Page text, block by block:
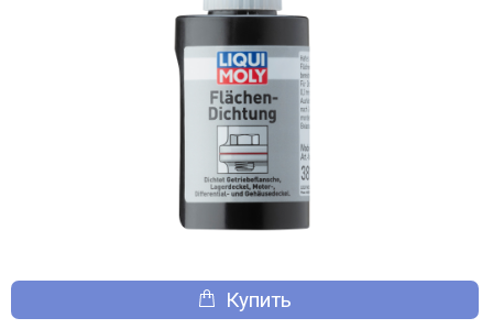
Купить